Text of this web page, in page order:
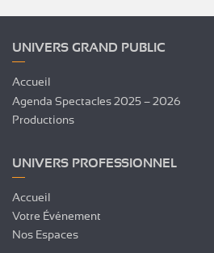
UNIVERS GRAND PUBLIC
Accueil
Agenda Spectacles 2025 – 2026
Productions
UNIVERS PROFESSIONNEL
Accueil
Votre Événement
Nos Espaces